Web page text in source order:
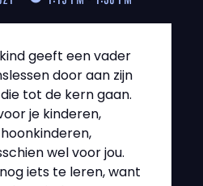
geeft een vader
door aan zijn
tot de kern gaan.
je kinderen,
wel voor jou.
iets te leren, want